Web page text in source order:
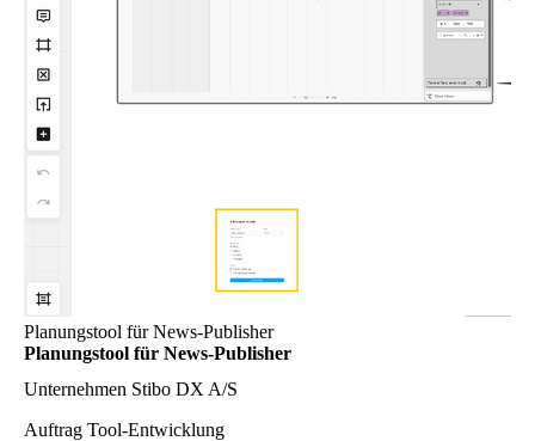
Planungstool für News-Publisher
Planungstool für News-Publisher
Unternehmen Stibo DX A/S
Auftrag Tool-Entwicklung